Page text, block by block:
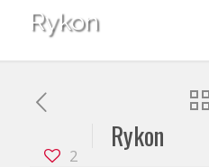
Rykon
2
Rykon